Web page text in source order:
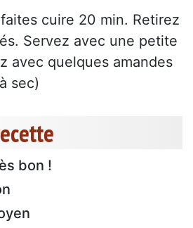
cuire 20 min. Retirez
Servez avec une petite
avec quelques amandes
sec)
bon !